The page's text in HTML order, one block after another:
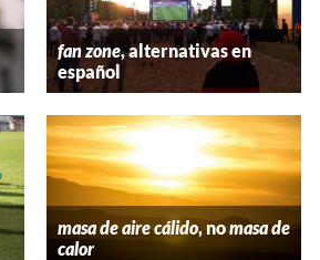
fan zone, alternativas en
español
masa de aire cálido, nomasa de
calor